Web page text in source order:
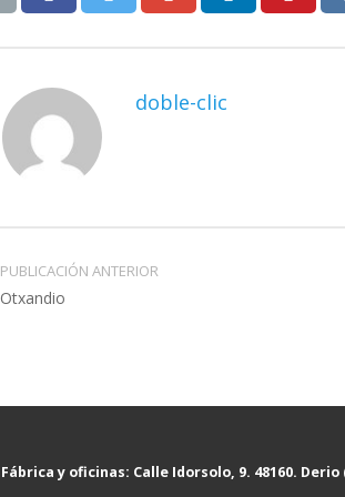
doble-clic
PUBLICACIÓN ANTERIOR
Otxandio
Fábrica y oficinas: Calle Idorsolo, 9. 48160. Derio